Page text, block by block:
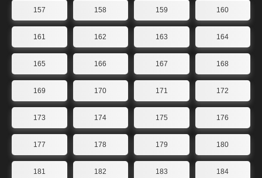
157 158 159 160
161 162 163 164
165 166 167 168
169 170 171 172
173 174 175 176
177 178 179 180
181 182 183 184